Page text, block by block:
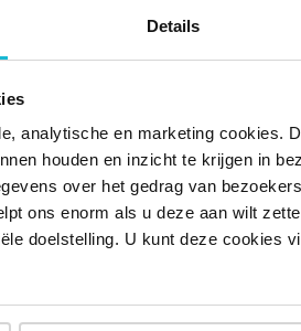
Details
analytische en marketing cookies.
houden en inzicht te krijgen in
over het gedrag van
ons enorm als u deze aan wilt
doelstelling. U kunt deze cookies